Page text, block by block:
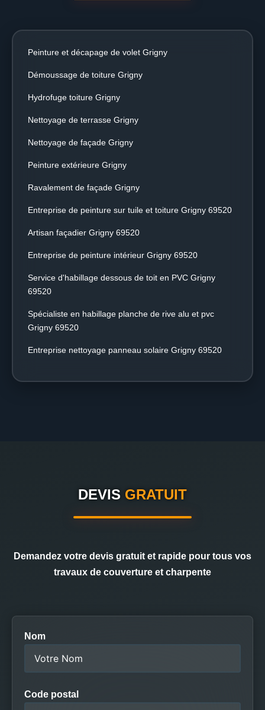
Peinture et décapage de volet Grigny
Démoussage de toiture Grigny
Hydrofuge toiture Grigny
Nettoyage de terrasse Grigny
Nettoyage de façade Grigny
Peinture extérieure Grigny
Ravalement de façade Grigny
Entreprise de peinture sur tuile et toiture Grigny 69520
Artisan façadier Grigny 69520
Entreprise de peinture intérieur Grigny 69520
Service d'habillage dessous de toit en PVC Grigny
69520
Spécialiste en habillage planche de rive alu et pvc
Grigny 69520
Entreprise nettoyage panneau solaire Grigny 69520
DEVIS GRATUIT
Demandez votre devis gratuit et rapide pour tous vos
travaux de couverture et charpente
Nom
Code postal